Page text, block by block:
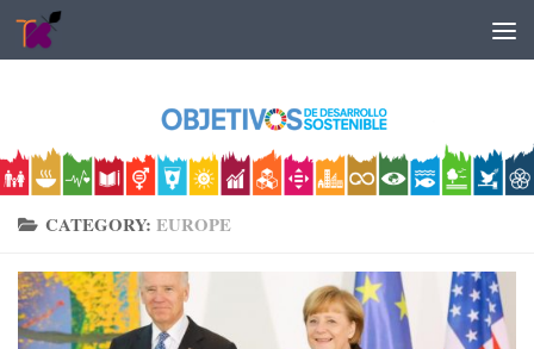
Skip to content
CATEGORY: EUROPE